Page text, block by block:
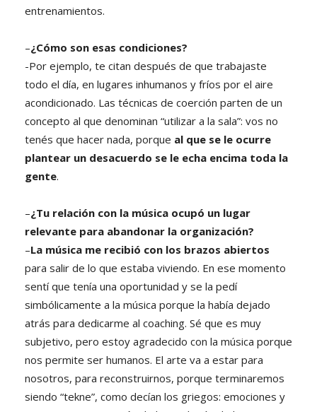
entrenamientos.
–¿Cómo son esas condiciones?
-Por ejemplo, te citan después de que trabajaste
todo el día, en lugares inhumanos y fríos por el aire
acondicionado. Las técnicas de coerción parten de un
concepto al que denominan “utilizar a la sala”: vos no
tenés que hacer nada, porque al que se le ocurre
plantear un desacuerdo se le echa encima toda la
gente.
–¿Tu relación con la música ocupó un lugar
relevante para abandonar la organización?
–La música me recibió con los brazos abiertos
para salir de lo que estaba viviendo. En ese momento
sentí que tenía una oportunidad y se la pedí
simbólicamente a la música porque la había dejado
atrás para dedicarme al coaching. Sé que es muy
subjetivo, pero estoy agradecido con la música porque
nos permite ser humanos. El arte va a estar para
nosotros, para reconstruirnos, porque terminaremos
siendo “tekne”, como decían los griegos: emociones y